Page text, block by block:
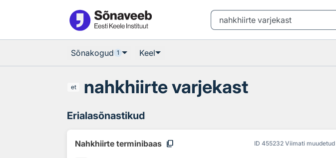
Sõnakogud 1 Keel
et nahkhiirte varjekast
Erialasõnastikud
Nahkhiirte terminibaas content_copy ID 455232 Viimati muudetud